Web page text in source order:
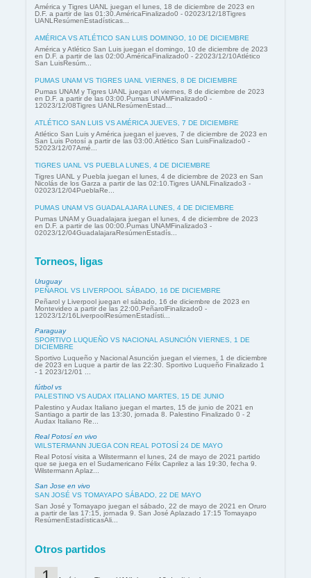
América y Tigres UANL juegan el lunes, 18 de diciembre de 2023 en
D.F. a partir de las 01:30.AméricaFinalizado0 - 02023/12/18Tigres
UANLResúmenEstadísticas...
AMÉRICA VS ATLÉTICO SAN LUIS DOMINGO, 10 DE DICIEMBRE
América y Atlético San Luis juegan el domingo, 10 de diciembre de 2023
en D.F. a partir de las 02:00.AméricaFinalizado0 - 22023/12/10Atlético
San LuisResúm...
PUMAS UNAM VS TIGRES UANL VIERNES, 8 DE DICIEMBRE
Pumas UNAM y Tigres UANL juegan el viernes, 8 de diciembre de 2023
en D.F. a partir de las 03:00.Pumas UNAMFinalizado0 -
12023/12/08Tigres UANLResúmenEstad...
ATLÉTICO SAN LUIS VS AMÉRICA JUEVES, 7 DE DICIEMBRE
Atlético San Luis y América juegan el jueves, 7 de diciembre de 2023 en
San Luis Potosí a partir de las 03:00.Atlético San LuisFinalizado0 -
52023/12/07Amé...
TIGRES UANL VS PUEBLA LUNES, 4 DE DICIEMBRE
Tigres UANL y Puebla juegan el lunes, 4 de diciembre de 2023 en San
Nicolás de los Garza a partir de las 02:10.Tigres UANLFinalizado3 -
02023/12/04PueblaRe...
PUMAS UNAM VS GUADALAJARA LUNES, 4 DE DICIEMBRE
Pumas UNAM y Guadalajara juegan el lunes, 4 de diciembre de 2023
en D.F. a partir de las 00:00.Pumas UNAMFinalizado3 -
02023/12/04GuadalajaraResúmenEstadís...
Torneos, ligas
Uruguay
PEÑAROL VS LIVERPOOL SÁBADO, 16 DE DICIEMBRE
Peñarol y Liverpool juegan el sábado, 16 de diciembre de 2023 en
Montevideo a partir de las 22:00.PeñarolFinalizado0 -
12023/12/16LiverpoolResúmenEstadísti...
Paraguay
SPORTIVO LUQUEÑO VS NACIONAL ASUNCIÓN VIERNES, 1 DE
DICIEMBRE
Sportivo Luqueño y Nacional Asunción juegan el viernes, 1 de diciembre
de 2023 en Luque a partir de las 22:30. Sportivo Luqueño Finalizado 1
- 1 2023/12/01 ...
fútbol vs
PALESTINO VS AUDAX ITALIANO MARTES, 15 DE JUNIO
Palestino y Audax Italiano juegan el martes, 15 de junio de 2021 en
Santiago a partir de las 13:30, jornada 8. Palestino Finalizado 0 - 2
Audax Italiano Re...
Real Potosí en vivo
WILSTERMANN JUEGA CON REAL POTOSÍ 24 DE MAYO
Real Potosí visita a Wilstermann el lunes, 24 de mayo de 2021 partido
que se juega en el Sudamericano Félix Caprilez a las 19:30, fecha 9.
Wilstermann Aplaz...
San Jose en vivo
SAN JOSÉ VS TOMAYAPO SÁBADO, 22 DE MAYO
San José y Tomayapo juegan el sábado, 22 de mayo de 2021 en Oruro
a partir de las 17:15, jornada 9. San José Aplazado 17:15 Tomayapo
ResúmenEstadísticasAli...
Otros partidos